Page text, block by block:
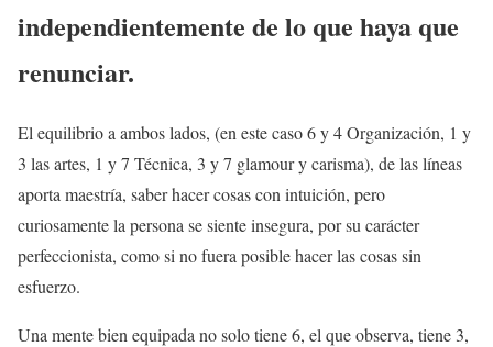
independientemente de lo que haya que
renunciar.
El equilibrio a ambos lados, (en este caso 6 y 4 Organización, 1 y
3 las artes, 1 y 7 Técnica, 3 y 7 glamour y carisma), de las líneas
aporta maestría, saber hacer cosas con intuición, pero
curiosamente la persona se siente insegura, por su carácter
perfeccionista, como si no fuera posible hacer las cosas sin
esfuerzo.
Una mente bien equipada no solo tiene 6, el que observa, tiene 3,